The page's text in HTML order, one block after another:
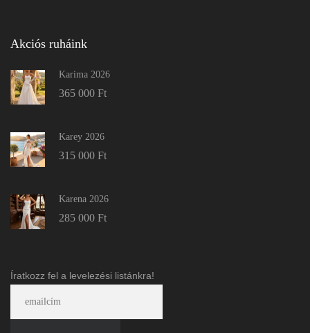
Akciós ruháink
Karima 2026
365 000 Ft
Karey 2026
315 000 Ft
Karena 2026
285 000 Ft
Íratkozz fel a levelezési listánkra!